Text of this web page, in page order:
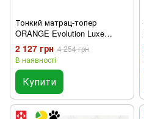
Тонкий матрац-топер
ORANGE Evolution Luxe
Cocos
2 127 грн 4 254 грн
В наявності
Купити